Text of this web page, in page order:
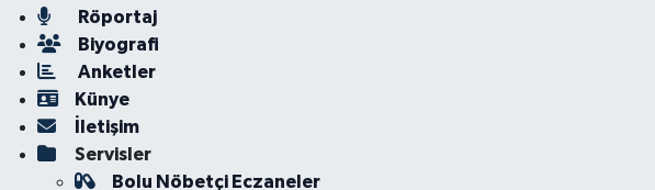
Röportaj
Biyografi
Anketler
Künye
İletişim
Servisler
Bolu Nöbetçi Eczaneler